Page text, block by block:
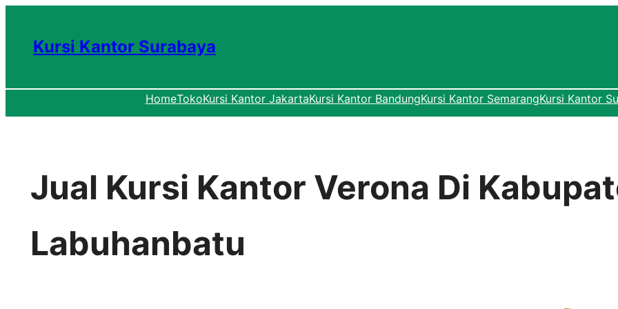
Kursi Kantor Surabaya
HomeTokoKursi Kantor JakartaKursi Kantor BandungKursi Kantor SemarangKursi Kantor
Jual Kursi Kantor Verona Di
Labuhanbatu